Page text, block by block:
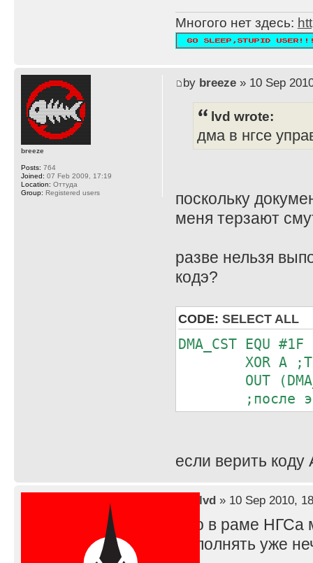
Многого нет здесь:
by breeze» 10 Sep
lvd wrote:
дма в нгсе
поскольку
меня терзают
разве нельзя
кодэ?
CODE: SELECT ALL
DMA_CST EQU #1F
XOR A ;TURN
OUT
;после этого
если верить
breeze
Posts: 764
Joined: 07 Feb 2009, 17:19
Location: Оттуда
Group: Registered users
lvd» 10 Sep 2010,
Это в раме НГСа
выполнять уже